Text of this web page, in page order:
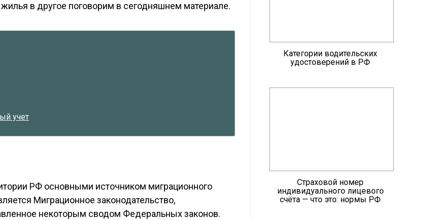
в другое поговорим в сегодняшнем материале.
учет
РФ основными источником миграционного
Миграционное законодательство,
некоторым сводом Федеральных законов.
Категории водительских
удостоверений в РФ
Страховой номер
индивидуального лицевого
счёта — что это: нормы РФ